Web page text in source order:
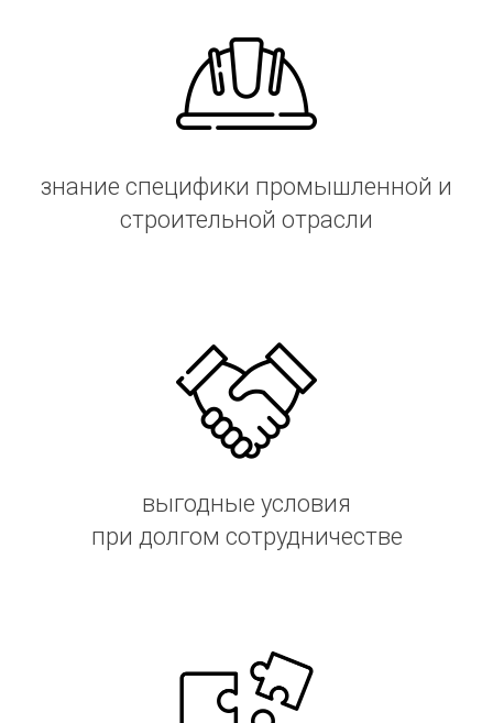
знание специфики промышленной и
строительной отрасли
выгодные условия
при долгом сотрудничестве